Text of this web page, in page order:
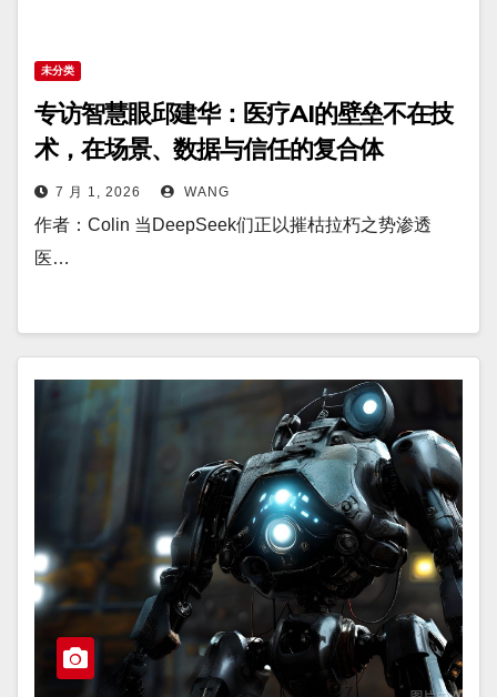
未分类
专访智慧眼邱建华：医疗AI的壁垒不在技
术，在场景、数据与信任的复合体
7 月 1, 2026 WANG
作者：Colin 当DeepSeek们正以摧枯拉朽之势渗透
医…